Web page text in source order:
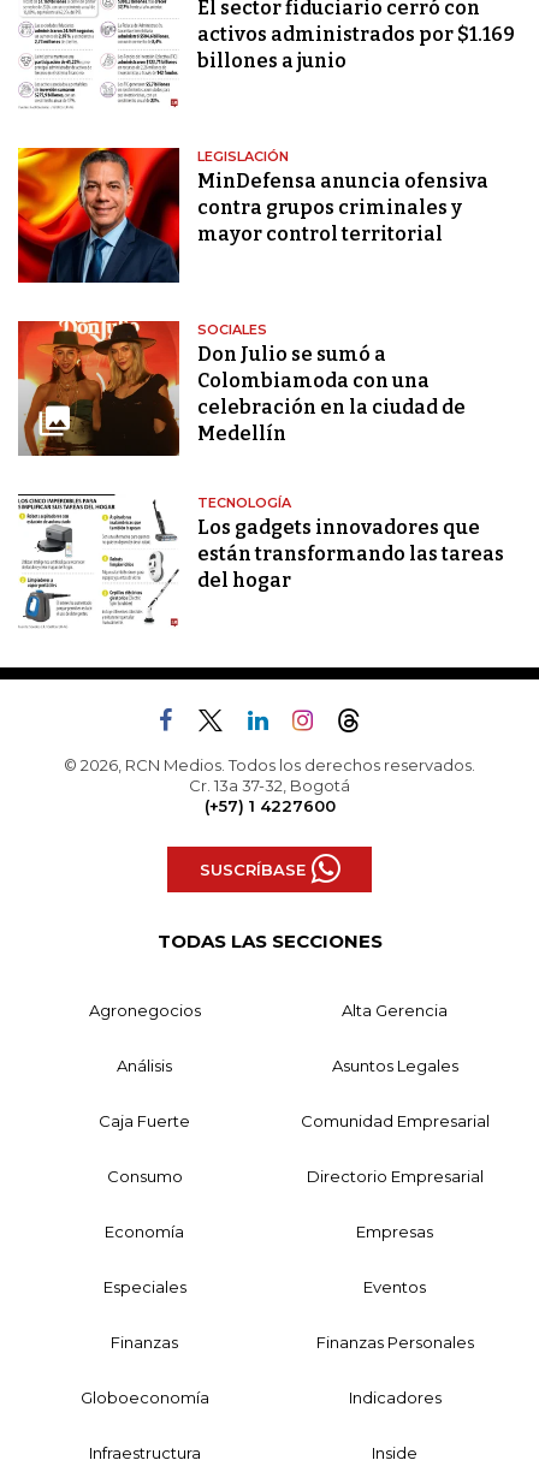
El sector fiduciario cerró con
activos administrados por $1.169
billones a junio
LEGISLACIÓN
MinDefensa anuncia ofensiva
contra grupos criminales y
mayor control territorial
SOCIALES
Don Julio se sumó a
Colombiamoda con una
celebración en la ciudad de
Medellín
TECNOLOGÍA
Los gadgets innovadores que
están transformando las tareas
del hogar
© 2026, RCN Medios. Todos los derechos reservados.
Cr. 13a 37-32, Bogotá
(+57) 1 4227600
SUSCRÍBASE
TODAS LAS SECCIONES
Agronegocios Alta Gerencia
Análisis Asuntos Legales
Caja Fuerte Comunidad Empresarial
Consumo Directorio Empresarial
Economía Empresas
Especiales Eventos
Finanzas Finanzas Personales
Globoeconomía Indicadores
Infraestructura Inside